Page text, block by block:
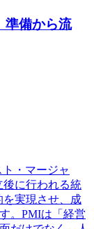
備から流
ト・マージャ
に行われる統
実現させ、成
。PMIは「経営